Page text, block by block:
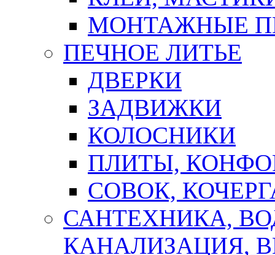
МОНТАЖНЫЕ
ПЕЧНОЕ ЛИТЬЕ
ДВЕРКИ
ЗАДВИЖКИ
КОЛОСНИКИ
ПЛИТЫ,
СОВОК,
САНТЕХНИКА,
КАНАЛИЗАЦИЯ,